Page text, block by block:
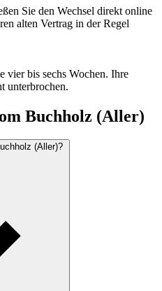
Sie den Wechsel direkt online
alten Vertrag in der Regel
vier bis sechs Wochen. Ihre
unterbrochen.
Buchholz (Aller)
(Aller)?